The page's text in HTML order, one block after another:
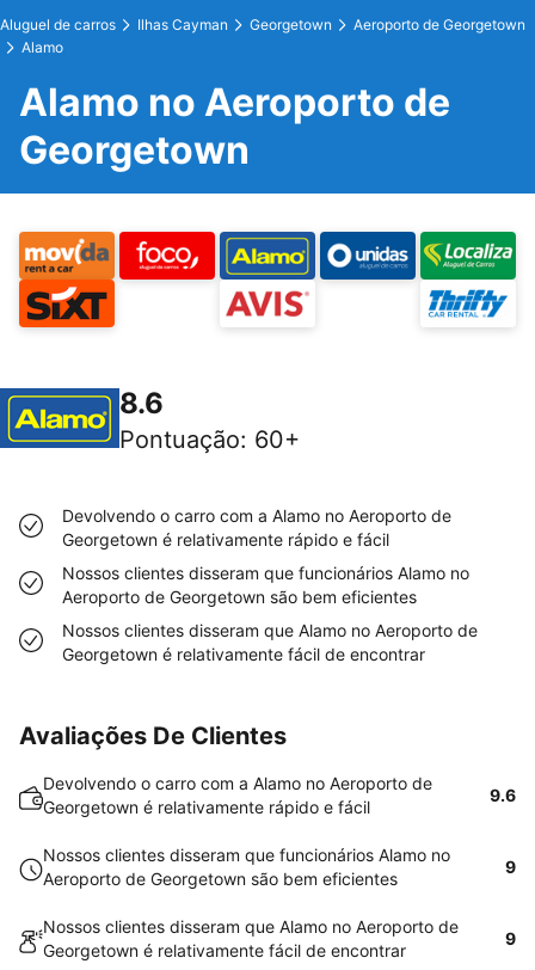
Aluguel de carros Ilhas Cayman Georgetown
Aeroporto de Georgetown
Alamo
Alamo no Aeroporto de
Georgetown
8.6
Pontuação: 60+
Devolvendo o carro com a Alamo no Aeroporto de
Georgetown é relativamente rápido e fácil
Nossos clientes disseram que funcionários Alamo no
Aeroporto de Georgetown são bem eficientes
Nossos clientes disseram que Alamo no Aeroporto de
Georgetown é relativamente fácil de encontrar
Avaliações De Clientes
Devolvendo o carro com a Alamo no Aeroporto de
Georgetown é relativamente rápido e fácil
9.6
Nossos clientes disseram que funcionários Alamo no
Aeroporto de Georgetown são bem eficientes
9
Nossos clientes disseram que Alamo no Aeroporto de
Georgetown é relativamente fácil de encontrar
9